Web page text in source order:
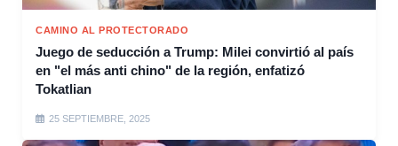
CAMINO AL PROTECTORADO
Juego de seducción a Trump: Milei convirtió al país
en "el más anti chino" de la región, enfatizó
Tokatlian
25 SEPTIEMBRE, 2025